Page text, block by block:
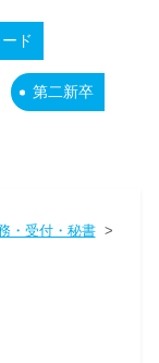
ド
第二新卒
・受付・秘書>